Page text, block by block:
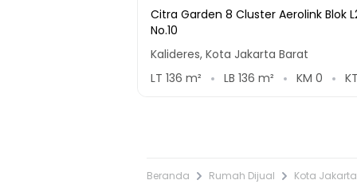
Citra Garden 8 Cluster Aerolink Blok
No.10
Kalideres, Kota Jakarta Barat
LT 136 m² LB 136 m² KM 0 KT
Beranda Rumah Dijual Kota